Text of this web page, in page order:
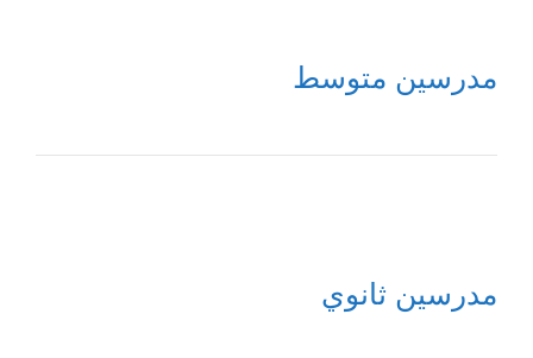
مدرسين متوسط
مدرسين ثانوي